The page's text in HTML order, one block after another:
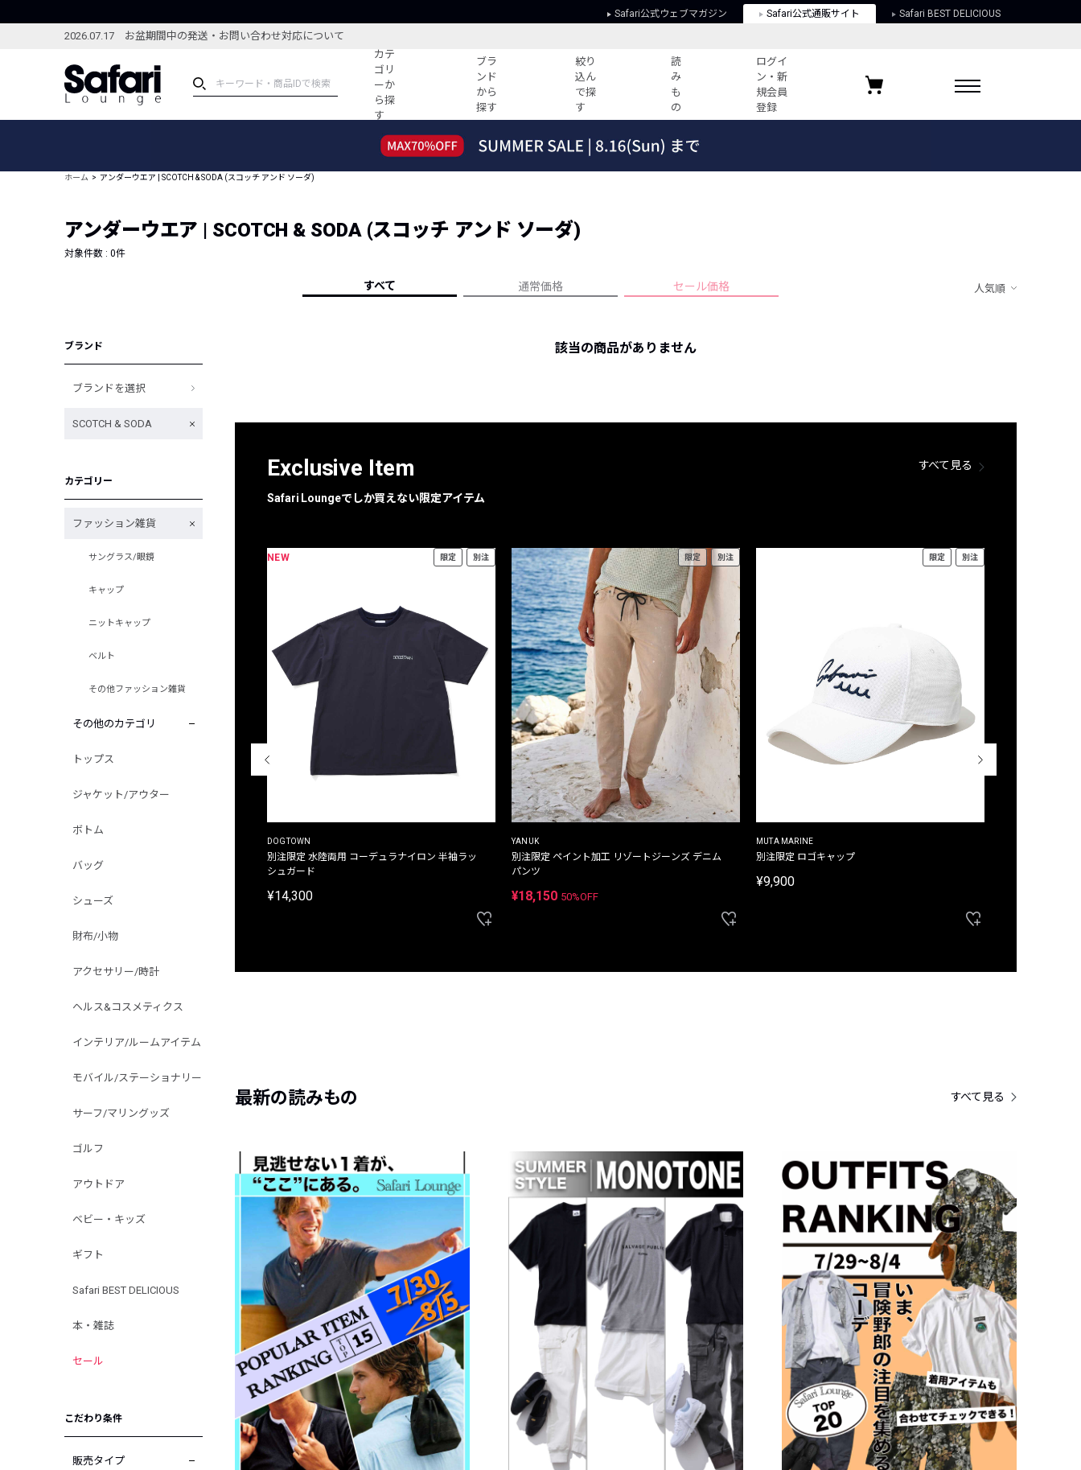
Safari公式ウェブマガジン Safari公式通販サイト Safari BEST DELICIOUS
2026.07.17 お盆期間中の発送・お問い合わせ対応について
カテ
ゴリ
ーか
ら探
す
ブラ
ンド
から
探す
絞り
込ん
で探
す
読
み
も
の
ログイ
ン・新
規会員
登録
ブランドから探す
新着アイテム
編集部のおすすめアイテム
特集記事
コーディネート
すべての記事
ーデ紹介
人気記事ランキング
フォーカスブランド
プライバシーポリシー
お気に入りブランド
ホーム アンダーウエア | SCOTCH & SODA (スコッチ アンド ソーダ)
アンダーウエア | SCOTCH & SODA (スコッチ アンド ソーダ)
対象件数 : 0件
すべて 通常価格 セール価格 人気順
ブランド
ブランドを選択
SCOTCH & SODA
カテゴリー
ファッション雑貨
サングラス/眼鏡
キャップ
ニットキャップ
ベルト
その他ファッション雑貨
その他のカテゴリ
トップス
ジャケット/アウター
ボトム
バッグ
シューズ
財布/小物
アクセサリー/時計
ヘルス&コスメティクス
インテリア/ルームアイテム
モバイル/ステーショナリー
サーフ/マリングッズ
ゴルフ
アウトドア
ベビー・キッズ
ギフト
Safari BEST DELICIOUS
本・雑誌
セール
こだわり条件
販売タイプ
該当の商品がありません
Exclusive Item
Safari Loungeでしか買えない限定アイテム
すべて見る
プリントTシャツ
NEW 限定 別注
DOGTOWN
別注限定 水陸両用 コーデュラナイロン 半袖ラッ
シュガード
¥14,300
限定 別注
YANUK
別注限定 ペイント加工 リゾートジーンズ デニム
パンツ
¥18,150 50%OFF
限定 別注
MUTA MARINE
別注限定 ロゴキャップ
¥9,900
最新の読みもの すべて見る